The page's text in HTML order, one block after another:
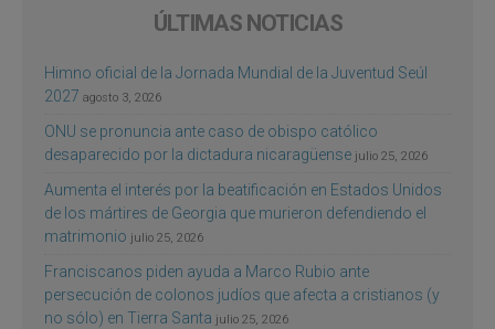
ÚLTIMAS NOTICIAS
Himno oficial de la Jornada Mundial de la Juventud Seúl
2027 agosto 3, 2026
ONU se pronuncia ante caso de obispo católico
desaparecido por la dictadura nicaragüense julio 25, 2026
Aumenta el interés por la beatificación en Estados Unidos
de los mártires de Georgia que murieron defendiendo el
matrimonio julio 25, 2026
Franciscanos piden ayuda a Marco Rubio ante
persecución de colonos judíos que afecta a cristianos (y
no sólo) en Tierra Santa julio 25, 2026